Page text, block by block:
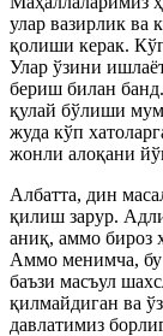
улар вазирлик ва
қолиши керак.
Улар ўзини
бериш билан
қулай бўлиши
жуда кўп
жонли алоқани
Албатта, дин
қилиш зарур.
аниқ, аммо бироз
Аммо менимча, бу
баъзи масъул
қилмайдиган ва
давлатимиз